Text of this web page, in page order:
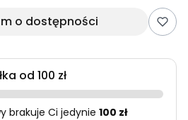
o dostępności
od 100 zł
brakuje Ci jedynie 100 zł